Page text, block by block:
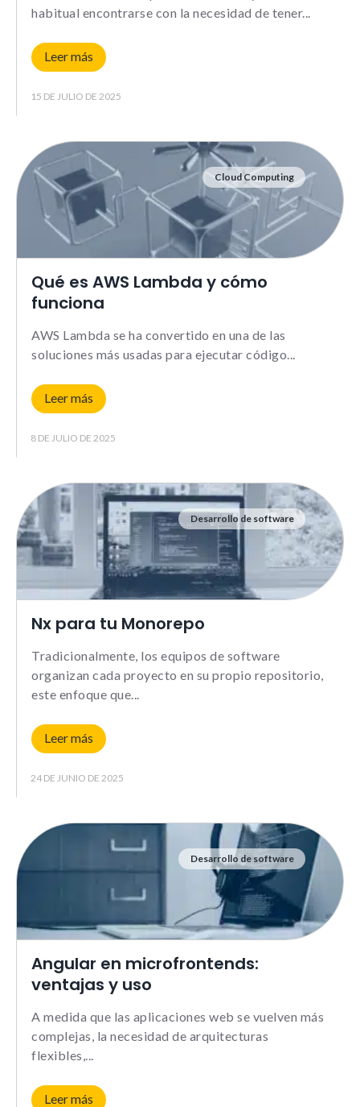
habitual encontrarse con la necesidad de tener
Leer más
15 DE JULIO DE 2025
Cloud Computing
Qué es AWS Lambda y cómo
funciona
AWS Lambda se ha convertido en una de las
soluciones más usadas para ejecutar código
Leer más
8 DE JULIO DE 2025
Desarrollo de software
Nx para tu Monorepo
Tradicionalmente, los equipos de software
organizan cada proyecto en su propio repositorio,
este enfoque que
Leer más
24 DE JUNIO DE 2025
Desarrollo de software
Angular en microfrontends:
ventajas y uso
A medida que las aplicaciones web se vuelven más
complejas, la necesidad de arquitecturas
flexibles,
Leer más